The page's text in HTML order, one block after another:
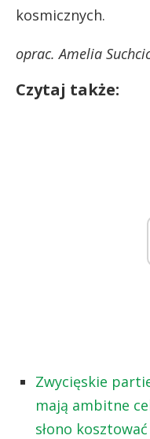
kosmicznych.
oprac. Amelia
Czytaj także:
Zwycięskie
mają ambitne
słono kosztować